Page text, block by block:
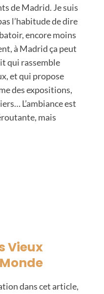
de Madrid. Je suis
l’habitude de dire
encore moins
à Madrid ça peut
qui rassemble
et qui propose
des expositions,
L’ambiance est
mais
Vieux
dans cet article,